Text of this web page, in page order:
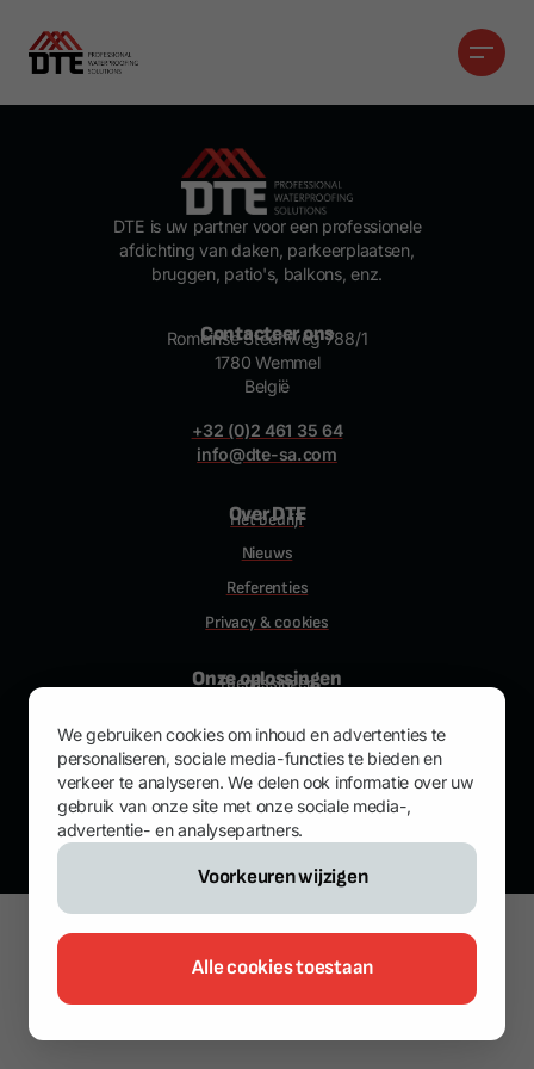
Page not yet published
We gebruiken cookies om inhoud en advertenties te
personaliseren, sociale media-functies te bieden en
verkeer te analyseren. We delen ook informatie over uw
gebruik van onze site met onze sociale media-,
advertentie- en analysepartners.
Voorkeuren wijzigen
Alle cookies toestaan
DTE is uw partner voor een professionele
afdichting van daken, parkeerplaatsen,
bruggen, patio's, balkons, enz.
Contacteer ons
Romeinse Steenweg 788/1
1780 Wemmel
België
+32 (0)2 461 35 64
info@dte-sa.com
Over DTE
Het bedrijf
Nieuws
Referenties
Privacy & cookies
Onze oplossingen
Toepassingen
Download center
Contact
WEBSITE BYYOOLS